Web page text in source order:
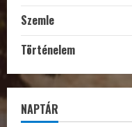
Szemle
Történelem
NAPTÁR